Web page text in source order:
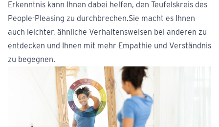
Erkenntnis kann Ihnen dabei helfen, den Teufelskreis des
People-Pleasing zu durchbrechen.Sie macht es Ihnen
auch leichter, ähnliche Verhaltensweisen bei anderen zu
entdecken und Ihnen mit mehr Empathie und Verständnis
zu begegnen.